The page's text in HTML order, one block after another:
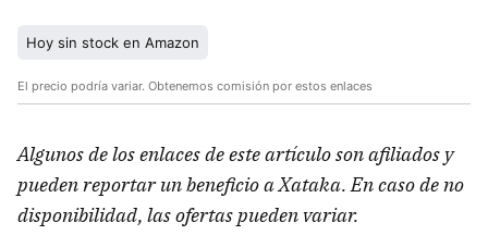
Hoy sin stock en Amazon
El precio podría variar. Obtenemos comisión por estos enlaces
Algunos de los enlaces de este artículo son afiliados y
pueden reportar un beneficio a Xataka. En caso de no
disponibilidad, las ofertas pueden variar.